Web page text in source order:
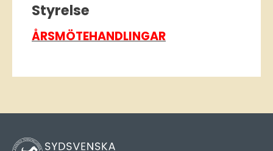
Styrelse
ÅRSMÖTEHANDLINGAR